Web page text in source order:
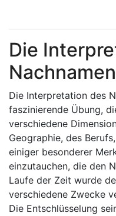
Die
Die Interpretation des
faszinierende Übung,
verschiedene
Geographie, des
einiger besonderer
einzutauchen, die den
Laufe der Zeit wurde
verschiedene Zwecke
Die Entschlüsselung